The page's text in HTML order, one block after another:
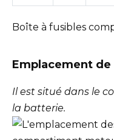
Boîte à fusibles
Emplacement
Il est situé dans le
la batterie.